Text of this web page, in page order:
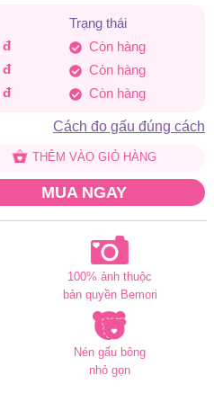
325.000 đ
đến
625.000 đ
Trạng thái
đ
Còn hàng
đ
Còn hàng
đ Còn hàng
Cách đo gấu đúng cách
THÊM VÀO GIỎ HÀNG
MUA NGAY
100% ảnh thuộc
bản quyền Bemori
Nén gấu bông
nhỏ gọn